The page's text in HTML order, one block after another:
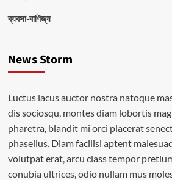
ব্যবসা-বাণিজ্য
News Storm
Luctus lacus auctor nostra natoque
dis sociosqu, montes diam lobortis
pharetra, blandit mi orci placerat
phasellus. Diam facilisi aptent
volutpat erat, arcu class tempor
conubia ultrices, odio nullam mus